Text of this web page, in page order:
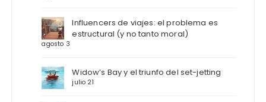
Influencers de viajes: el problema es
estructural (y no tanto moral)
agosto 3
Widow’s Bay y el triunfo del set-jetting
julio 21